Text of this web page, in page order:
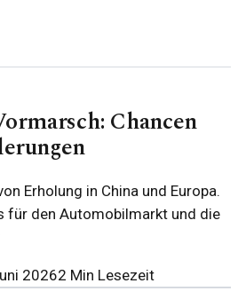
Chancen
Erholung in China und Europa.
für den Automobilmarkt und die
20262 Min Lesezeit